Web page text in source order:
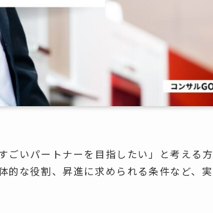
ごいパートナーを目指したい」と考える方
的な役割、昇進に求められる条件など、実